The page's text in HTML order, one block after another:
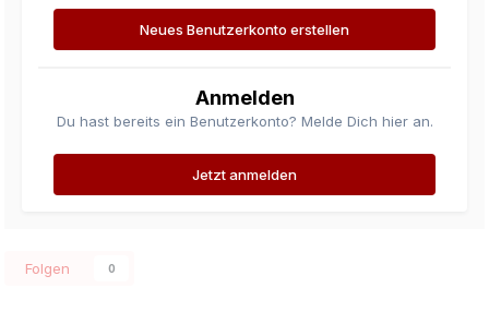
Neues Benutzerkonto erstellen
Anmelden
Du hast bereits ein Benutzerkonto? Melde Dich hier an.
Jetzt anmelden
Folgen 0